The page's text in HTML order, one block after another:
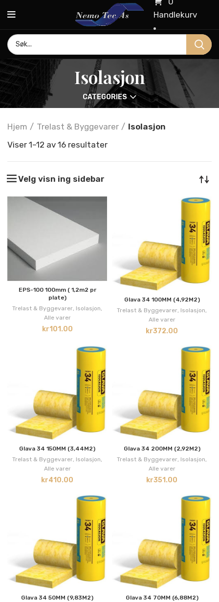
Handlekurv
Isolasjon
CATEGORIES
Hjem Trelast & Byggevarer
Isolasjon
Viser 1–12 av 16 resultater
Velg visn ing sidebar
EPS-100 100mm ( 1,2m2 pr
plate)
Trelast & Byggevarer, Isolasjon,
Alle varer
kr101.00
Glava 34 100MM (4,92M2)
Trelast & Byggevarer, Isolasjon,
Alle varer
kr372.00
Glava 34 150MM (3,44M2)
Trelast & Byggevarer, Isolasjon,
Alle varer
kr410.00
Glava 34 200MM (2,92M2)
Trelast & Byggevarer, Isolasjon,
Alle varer
kr351.00
Glava 34 50MM (9,83M2)
Glava 34 70MM (6,88M2)